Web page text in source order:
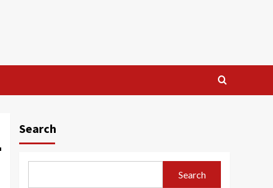
Search
Search